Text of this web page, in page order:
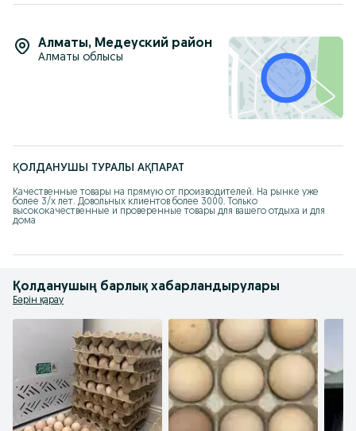
Алматы, Медеуский район
Алматы облысы
ҚОЛДАНУШЫ ТУРАЛЫ АҚПАРАТ
Качественные товары на прямую от производителей. На рынке уже
более 3/х лет. Довольных клиентов более 3000. Только
высококачественные и проверенные товары для вашего отдыха и для
дома
Қолданушың барлық хабарландырулары
Бәрін қарау